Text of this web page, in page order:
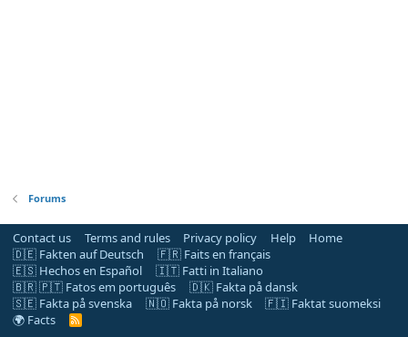
Forums
Contact us Terms and rules Privacy policy Help
Home
🇩🇪 Fakten auf Deutsch
🇫🇷 Faits en français
🇪🇸 Hechos en Español
🇮🇹 Fatti in Italiano
🇧🇷 🇵🇹 Fatos em português
🇩🇰 Fakta på dansk
🇸🇪 Fakta på svenska
🇳🇴 Fakta på norsk
🇫🇮 Faktat suomeksi
🌍 Facts
R